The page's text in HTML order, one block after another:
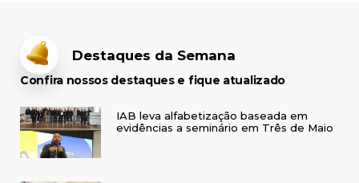
Destaques da Semana
Confira nossos destaques e fique atualizado
IAB leva alfabetização baseada em
evidências a seminário em Três de Maio